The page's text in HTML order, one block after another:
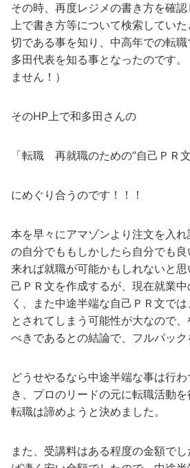
その時、再度レジメの書き方を確
上で書き方等について検索してい
切である事を知り、中高年での転
多田代表を知る事となったのです
ません！）
そのHP上で和多田さんの
「転職 再就職のための”自己ＰＲ文
にめぐり合うのです！！！
本を早々にアマゾンより注文を入
の自分でももしかしたら自分でも
来れば就職が可能かもしれないと
己ＰＲ文を作成するが、現在就業
く、また中途半端な自己ＰＲ文で
とされてしまう可能性が大なので
べきであるとの結論で、フルパック
どうせやるなら中途半端な事は行
き、プロのリードの元に転職活動
転職は諦めようと決めました。
また、受講料はある程度の金額で